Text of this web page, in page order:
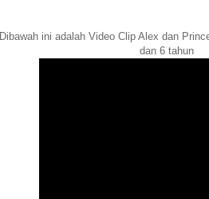
Dibawah ini adalah Video Clip Alex dan
dan 6 tahun